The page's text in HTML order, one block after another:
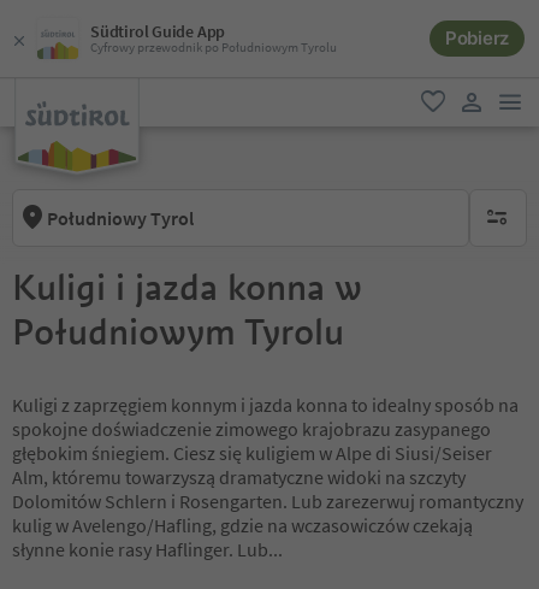
Südtirol Guide App
Cyfrowy przewodnik po Południowym Tyrolu Pobierz
ulubione
Południowy Tyrol brak
Kuligi i jazda konna w
Południowym Tyrolu
Kuligi z zaprzęgiem konnym i jazda konna to idealny sposób na
spokojne doświadczenie zimowego krajobrazu zasypanego
głębokim śniegiem. Ciesz się kuligiem w Alpe di Siusi/Seiser
Alm, któremu towarzyszą dramatyczne widoki na szczyty
Dolomitów Schlern i Rosengarten. Lub zarezerwuj romantyczny
kulig w Avelengo/Hafling, gdzie na wczasowiczów czekają
słynne konie rasy Haflinger. Lub...